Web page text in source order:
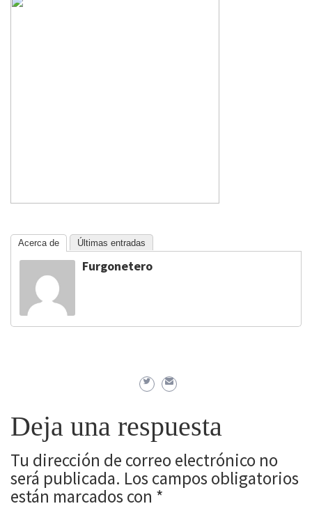
Acerca de Últimas entradas
Furgonetero
Deja una respuesta
Tu dirección de correo electrónico no
será publicada. Los campos obligatorios
están marcados con *